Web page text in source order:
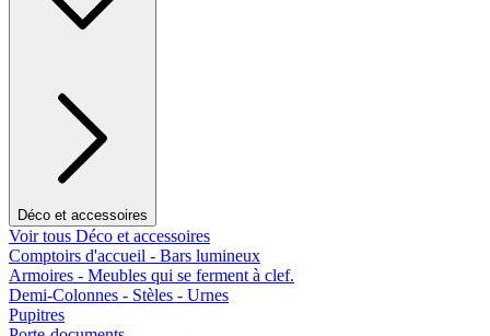
Déco et accessoires
Voir tous Déco et accessoires
Comptoirs d'accueil - Bars lumineux
Armoires - Meubles qui se ferment à clef.
Demi-Colonnes - Stèles - Urnes
Pupitres